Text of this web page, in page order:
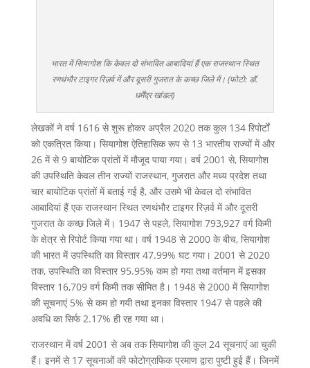
भारत में सियागोश कि केवल दो संभावित आबादियां हैं एक राजस्थान स्थित
रणथंभौर टाइगर रिज़र्व में और दूसरी गुजरात के कच्छ जिले में। (फोटो: डॉ.
धर्मेंद्र खांडल)
लेखकों ने वर्ष 1616 से शुरू होकर अप्रैल 2020 तक कुल 134 रिपोर्टों
को एकत्रित किया। सियागोश ऐतिहासिक रूप से 13 भारतीय राज्यों में और
26 में से 9 बायोटिक प्रांतों में मौजूद पाया गया। वर्ष 2001 से, सियागोश
की उपस्थिति केवल तीन राज्यों राजस्थान, गुजरात और मध्य प्रदेश तथा
चार बायोटिक प्रांतों में बताई गई है, और उसमे भी केवल दो संभावित
आबादियां हैं एक राजस्थान स्थित रणथंभौर टाइगर रिज़र्व में और दूसरी
गुजरात के कच्छ जिले में। 1947 से पहले, सियागोश 793,927 वर्ग किमी
के क्षेत्र से रिपोर्ट किया गया था। वर्ष 1948 से 2000 के बीच, सियागोश
की भारत में उपस्थिति का विस्तार 47.99% घट गया। 2001 से 2020
तक, उपस्थिति का विस्तार 95.95% कम हो गया तथा वर्तमान में इसका
विस्तार 16,709 वर्ग किमी तक सीमित है। 1948 से 2000 में सियागोश
की सूचनाएं 5% से कम हो गयी तथा इनका विस्तार 1947 से पहले की
अवधि का सिर्फ 2.17% ही रह गया था।
राजस्थान में वर्ष 2001 से अब तक सियागोश की कुल 24 सूचनाएं आ चुकी
हैं। इनमें से 17 सूचनाओं की फोटोग्राफिक प्रमाण द्वारा पुष्टी हुई हैं। जिनमें